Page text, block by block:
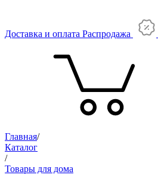
Доставка и оплата Распродажа
Главная/
Каталог
/
Товары для дома